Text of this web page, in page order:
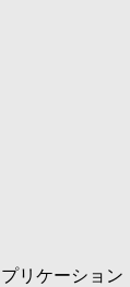
リケーション